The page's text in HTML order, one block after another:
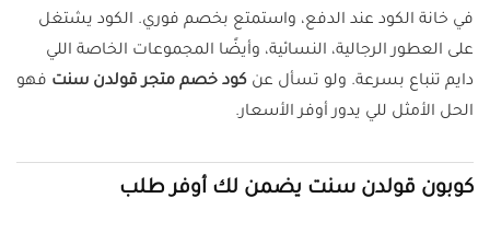
في خانة الكود عند الدفع، واستمتع بخصم فوري. الكود يشتغل
على العطور الرجالية، النسائية، وأيضًا المجموعات الخاصة اللي
دايم تنباع بسرعة. ولو تسأل عن كود خصم متجر قولدن سنت فهو
الحل الأمثل للي يدور أوفر الأسعار.
كوبون قولدن سنت يضمن لك أوفر طلب